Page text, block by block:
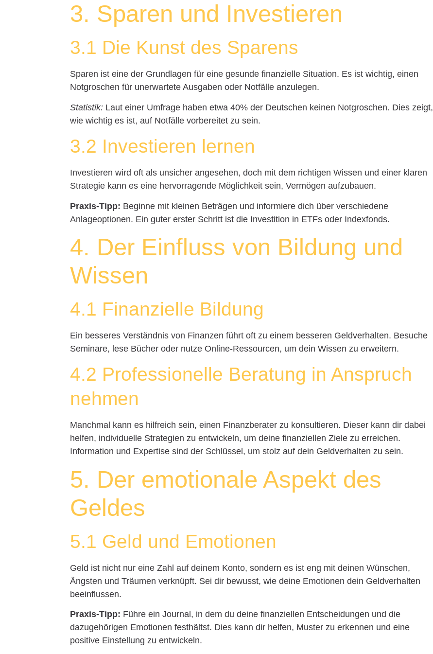
3. Sparen und Investieren
3.1 Die Kunst des Sparens
Sparen ist eine der Grundlagen für eine gesunde finanzielle Situation. Es ist wichtig, einen
Notgroschen für unerwartete Ausgaben oder Notfälle anzulegen.
Statistik: Laut einer Umfrage haben etwa 40% der Deutschen keinen Notgroschen. Dies zeigt,
wie wichtig es ist, auf Notfälle vorbereitet zu sein.
3.2 Investieren lernen
Investieren wird oft als unsicher angesehen, doch mit dem richtigen Wissen und einer klaren
Strategie kann es eine hervorragende Möglichkeit sein, Vermögen aufzubauen.
Praxis-Tipp: Beginne mit kleinen Beträgen und informiere dich über verschiedene
Anlageoptionen. Ein guter erster Schritt ist die Investition in ETFs oder Indexfonds.
4. Der Einfluss von Bildung und
Wissen
4.1 Finanzielle Bildung
Ein besseres Verständnis von Finanzen führt oft zu einem besseren Geldverhalten. Besuche
Seminare, lese Bücher oder nutze Online-Ressourcen, um dein Wissen zu erweitern.
4.2 Professionelle Beratung in Anspruch
nehmen
Manchmal kann es hilfreich sein, einen Finanzberater zu konsultieren. Dieser kann dir dabei
helfen, individuelle Strategien zu entwickeln, um deine finanziellen Ziele zu erreichen.
Information und Expertise sind der Schlüssel, um stolz auf dein Geldverhalten zu sein.
5. Der emotionale Aspekt des
Geldes
5.1 Geld und Emotionen
Geld ist nicht nur eine Zahl auf deinem Konto, sondern es ist eng mit deinen Wünschen,
Ängsten und Träumen verknüpft. Sei dir bewusst, wie deine Emotionen dein Geldverhalten
beeinflussen.
Praxis-Tipp: Führe ein Journal, in dem du deine finanziellen Entscheidungen und die
dazugehörigen Emotionen festhältst. Dies kann dir helfen, Muster zu erkennen und eine
positive Einstellung zu entwickeln.